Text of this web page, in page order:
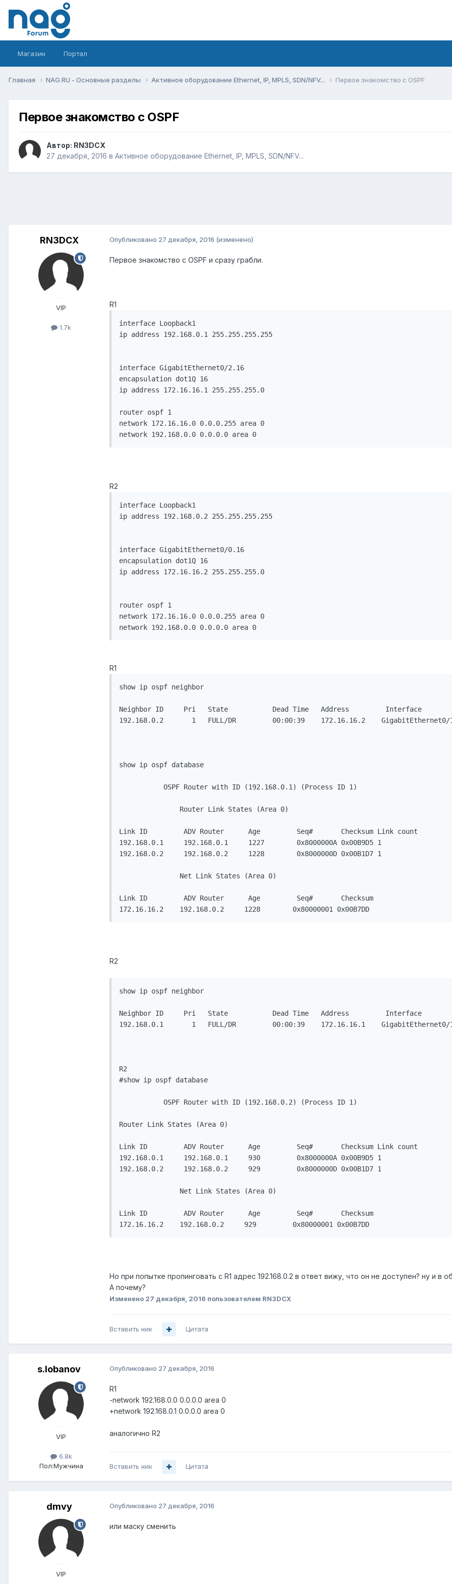
Магазин Портал
Главная NAG.RU - Основные разделы Активное оборудование Ethernet, IP, MPLS, SDN/NFV... Первое знакомство с OSPF
Первое знакомство с OSPF
Автор: RN3DCX
27 декабря, 2016 в Активное оборудование Ethernet, IP, MPLS, SDN/NFV...
RN3DCX
VIP
1.7k
Опубликовано 27 декабря, 2016 (изменено)
Первое знакомство с OSPF и сразу грабли.
R1
interface Loopback1
ip address 192.168.0.1 255.255.255.255
interface GigabitEthernet0/2.16
encapsulation dot1Q 16
ip address 172.16.16.1 255.255.255.0
router ospf 1
network 172.16.16.0 0.0.0.255 area 0
network 192.168.0.0 0.0.0.0 area 0
R2
interface Loopback1
ip address 192.168.0.2 255.255.255.255
interface GigabitEthernet0/0.16
encapsulation dot1Q 16
ip address 172.16.16.2 255.255.255.0
router ospf 1
network 172.16.16.0 0.0.0.255 area 0
network 192.168.0.0 0.0.0.0 area 0
R1
show ip ospf neighbor
Neighbor ID     Pri   State           Dead Time   Address         Interface
192.168.0.2       1   FULL/DR         00:00:39    172.16.16.2    GigabitEthernet0/
show ip ospf database
           OSPF Router with ID (192.168.0.1) (Process ID 1)
               Router Link States (Area 0)
Link ID         ADV Router      Age         Seq#       Checksum Link count
192.168.0.1     192.168.0.1     1227        0x8000000A 0x00B9D5 1
192.168.0.2     192.168.0.2     1228        0x8000000D 0x00B1D7 1
               Net Link States (Area 0)
Link ID         ADV Router      Age         Seq#       Checksum
R2
show ip ospf neighbor
Neighbor ID     Pri   State           Dead Time   Address         Interface
192.168.0.1       1   FULL/DR         00:00:39    172.16.16.1    GigabitEthernet0/
R2
#show ip ospf database
           OSPF Router with ID (192.168.0.2) (Process ID 1)
Router Link States (Area 0)
Link ID         ADV Router      Age         Seq#       Checksum Link count
192.168.0.1     192.168.0.1     930         0x8000000A 0x00B9D5 1
192.168.0.2     192.168.0.2     929         0x8000000D 0x00B1D7 1
               Net Link States (Area 0)
Link ID         ADV Router      Age         Seq#       Checksum
Но при попытке пропинговать с R1 адрес 192.168.0.2 в ответ вижу, что он не доступен? ну и в
А почему?
Изменено 27 декабря, 2016 пользователем RN3DCX
Вставить ник Цитата
s.lobanov
VIP
6.8k
Пол:Мужчина
Опубликовано 27 декабря, 2016
R1
-network 192.168.0.0 0.0.0.0 area 0
+network 192.168.0.1 0.0.0.0 area 0
аналогично R2
Вставить ник Цитата
dmvy
VIP
Опубликовано 27 декабря, 2016
или маску сменить